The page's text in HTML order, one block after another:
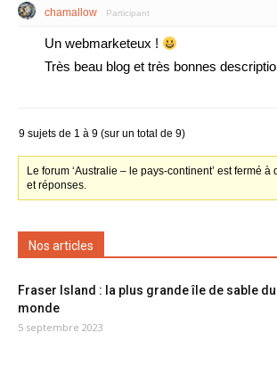
chamallow Participant
Un webmarketeux !
Très beau blog et très bonnes
9 sujets de 1 à 9 (sur un total de 9)
Le forum ‘Australie – le pays-continent’ est fermé
et réponses.
Nos articles
Fraser Island : la plus grande île de sable du
monde
5 septembre 2023